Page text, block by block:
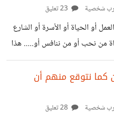
على كل شيئ، وأنا الآن في
لوالدي رحمة الله عليه، ومحامي آخر
دعوى ضد مسؤول التخدير ليتم
شخصية
أو الحياة أو الأسرة أو الشارع
من نحب أو من ننافس أو..... هذا
ما كنت أظنه ومقتنع به تماما. قناعة كانت تجعلني على يقين أنه
الكثير سيتأثر ويتوقف حتى
وشخص لن يكون بخير في
غيابي ومقعد باص سيأبى أن يجلس غيري عليه. ليست مبالغة
كما نتوقع منهم أن
شخصية